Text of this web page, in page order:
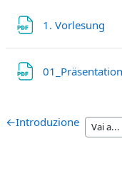
1. Vorlesung
←Introduzione